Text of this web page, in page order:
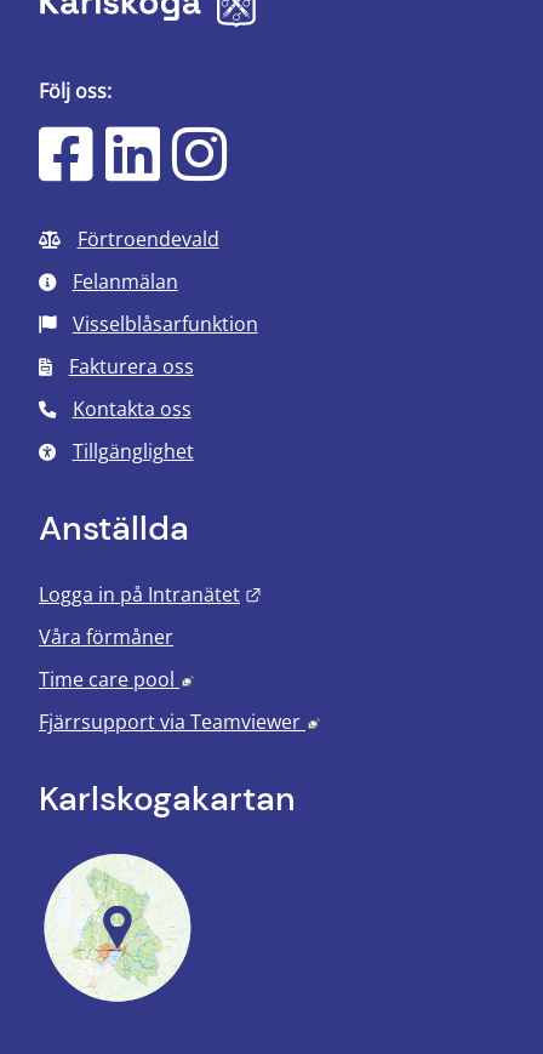
Följ oss:
Förtroendevald
Felanmälan
Visselblåsarfunktion
Fakturera oss
Kontakta oss
Tillgänglighet
Anställda
Logga in på Intranätet
Våra förmåner
Time care pool
Länk till annan webbplats, öppnas i
Fjärrsupport via Teamviewer Länk till annan
Karlskoga­kartan